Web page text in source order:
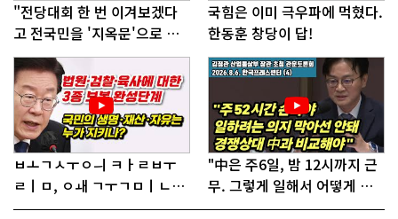
"전당대회 한 번 이겨보겠다
고 전국민을 '지옥문'으로 밀
어!"
국힘은 이미 극우파에 먹혔다.
한동훈 창당이 답!
ㅂㅗㄱㅅㅜㅇㅢ ㅋㅏㄹㅂㅜ
ㄹㅣㅁ, ㅇㅙ ㄱㅜㄱㅁㅣㄴㄷ
ㅡㄹㅇㅣ ㄷㅏㅇㅎㅐㅇㅑ ㅎ
"中은 주6일, 밤 12시까지 근
무. 그렇게 일해서 어떻게 경
쟁하냐 반문하더라"